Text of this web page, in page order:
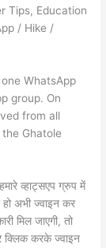
Tips, Education
/ Hike /
WhatsApp
group. On
from all
Ghatole
व्हाट्सएप ग्रुप में
अभी ज्वाइन कर
मिल जाएगी, तो
क्लिक करके ज्वाइन